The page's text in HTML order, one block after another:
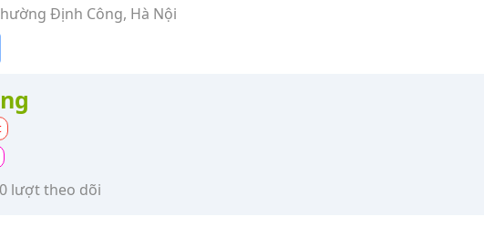
Định Công, Hà Nội
0 lượt theo dõi